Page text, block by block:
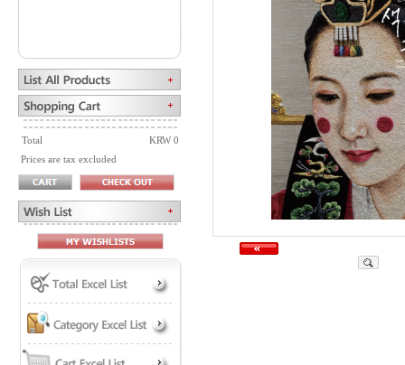
Total
KRW 0
Prices are tax excluded